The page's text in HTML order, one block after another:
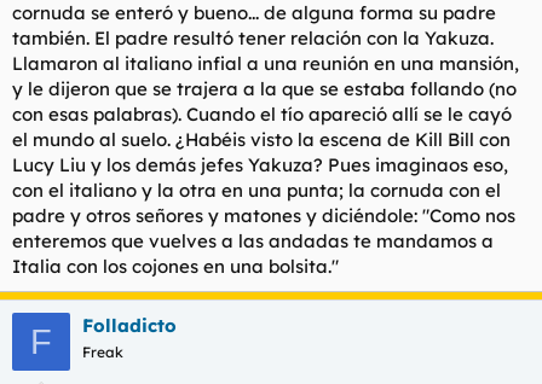
cornuda se enteró y bueno... de alguna forma su padre
también. El padre resultó tener relación con la Yakuza.
Llamaron al italiano infial a una reunión en una mansión,
y le dijeron que se trajera a la que se estaba follando (no
con esas palabras). Cuando el tío apareció allí se le cayó
el mundo al suelo. ¿Habéis visto la escena de Kill Bill con
Lucy Liu y los demás jefes Yakuza? Pues imaginaos eso,
con el italiano y la otra en una punta; la cornuda con el
padre y otros señores y matones y diciéndole: "Como nos
enteremos que vuelves a las andadas te mandamos a
Italia con los cojones en una bolsita."
F Folladicto
Freak